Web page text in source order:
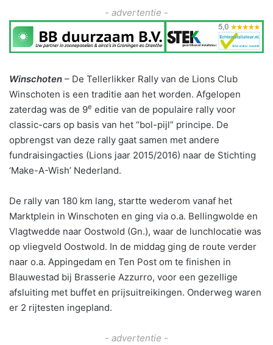
- advertentie -
Winschoten – De Tellerlikker Rally van de Lions Club
Winschoten is een traditie aan het worden. Afgelopen
zaterdag was de 9e editie van de populaire rally voor
classic-cars op basis van het “bol-pijl” principe. De
opbrengst van deze rally gaat samen met andere
fundraisingacties (Lions jaar 2015/2016) naar de Stichting
‘Make-A-Wish’ Nederland.
De rally van 180 km lang, startte wederom vanaf het
Marktplein in Winschoten en ging via o.a. Bellingwolde en
Vlagtwedde naar Oostwold (Gn.), waar de lunchlocatie was
op vliegveld Oostwold. In de middag ging de route verder
naar o.a. Appingedam en Ten Post om te finishen in
Blauwestad bij Brasserie Azzurro, voor een gezellige
afsluiting met buffet en prijsuitreikingen. Onderweg waren
er 2 rijtesten ingepland.
- advertentie -